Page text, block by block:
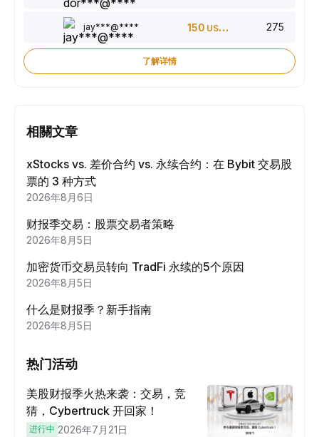
jay***@**** 150 USDT 275
了解详情
相關文章
xStocks vs. 差价合约 vs. 永续合约：在 Bybit 交易股
票的 3 种方式
2026年8月6日
财报季交易：股票交易者策略
2026年8月5日
加密货币交易员转向 TradFi 永续的5个原因
2026年8月5日
什么是财报季？新手指南
2026年8月5日
热门活动
美股财报季火热来袭：交易，竞
猜，Cybertruck 开回家！
进行中 2026年7月21日